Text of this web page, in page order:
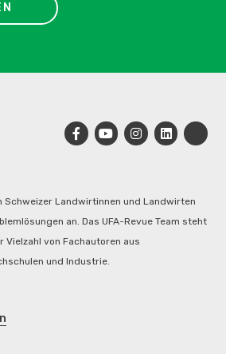
Schweizer Landwirtinnen und Landwirten
an. Das UFA-Revue Team steht
Vielzahl von Fachautoren aus
und Industrie.